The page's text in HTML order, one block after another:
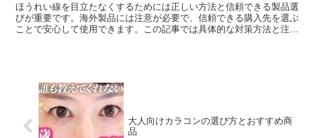
ほうれい線を目立たなくするためには正しい方法と信頼できる製品選
びが重要です。海外製品には注意が必要で、信頼できる購入先を選ぶ
ことで安心して使用できます。この記事では具体的な対策方法と注意
大人向けカラコンの選び方とおすすめ商
品